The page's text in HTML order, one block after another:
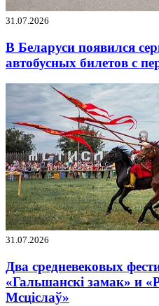
31.07.2026
В Беларуси появился
автобусных билетов с
31.07.2026
Два средневековых
«Гальшанскі замак» и
Мсціслаў»